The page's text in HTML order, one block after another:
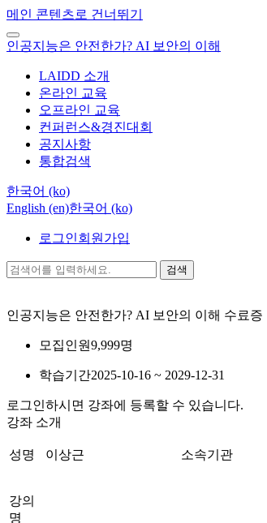
메인 콘텐츠로 건너뛰기
인공지능은 안전한가? AI 보안의 이해
LAIDD 소개
온라인 교육
오프라인 교육
컨퍼런스&경진대회
공지사항
통합검색
한국어 ‎(ko)‎
English ‎(en)‎한국어 ‎(ko)‎
로그인회원가입
검색
인공지능은 안전한가? AI 보안의 이해 수료증
모집인원9,999명
학습기간2025-10-16 ~ 2029-12-31
로그인하시면 강좌에 등록할 수 있습니다.
강좌 소개
성명 이상근 소속기관
강의
명